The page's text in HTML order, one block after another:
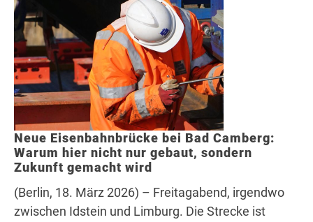
Neue Eisenbahnbrücke bei Bad Camberg:
Warum hier nicht nur gebaut, sondern
Zukunft gemacht wird
(Berlin, 18. März 2026) – Freitagabend, irgendwo
zwischen Idstein und Limburg. Die Strecke ist